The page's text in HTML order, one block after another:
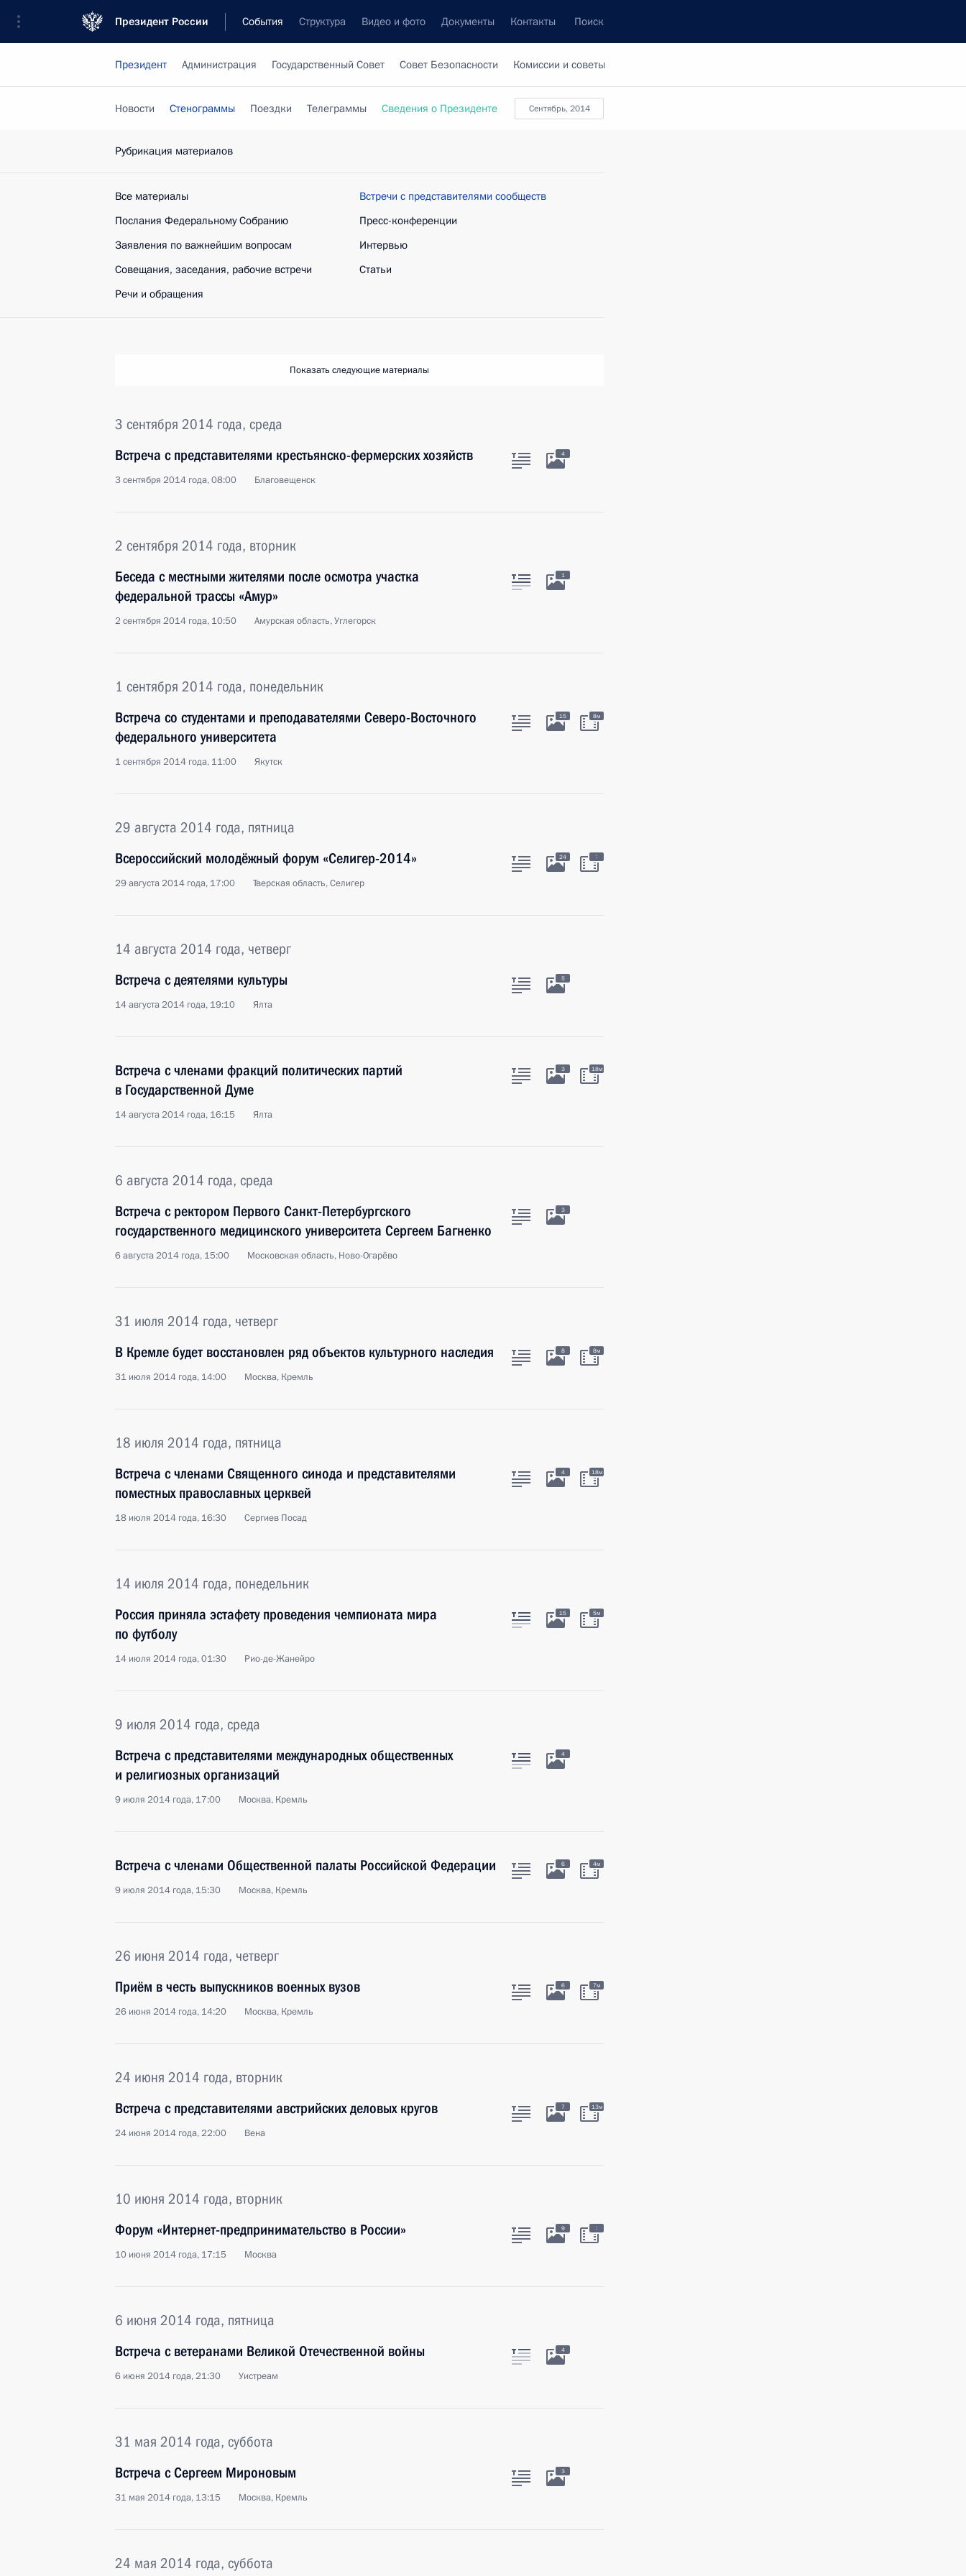
Президент России События Структура Видео и фото Документы Контакты Поиск
Президент Администрация Государственный Совет Совет Безопасности Комиссии и советы
сентябрь, 2014
Новости Стенограммы Поездки Телеграммы Сведения о Президенте
Рубрикация материалов
Все материалы
Послания Федеральному Собранию
Заявления по важнейшим вопросам
Совещания, заседания, рабочие встречи
Речи и обращения
Встречи с представителями сообществ
Пресс-конференции
Интервью
Статьи
Показать следующие материалы
3 сентября 2014 года, среда
Встреча с представителями крестьянско-фермерских хозяйств
3 сентября 2014 года, 08:00 Благовещенск
4
2 сентября 2014 года, вторник
Беседа с местными жителями после осмотра участка
федеральной трассы «Амур»
2 сентября 2014 года, 10:50 Амурская область, Углегорск
1
1 сентября 2014 года, понедельник
Встреча со студентами и преподавателями Северо-Восточного
федерального университета
1 сентября 2014 года, 11:00 Якутск
15 8м
29 августа 2014 года, пятница
Всероссийский молодёжный форум «Селигер-2014»
29 августа 2014 года, 17:00 Тверская область, Селигер
24 :
14 августа 2014 года, четверг
Встреча с деятелями культуры
14 августа 2014 года, 19:10 Ялта
5
Встреча с членами фракций политических партий
в Государственной Думе
14 августа 2014 года, 16:15 Ялта
3 18м
6 августа 2014 года, среда
Встреча с ректором Первого Санкт-Петербургского
государственного медицинского университета Сергеем Багненко
6 августа 2014 года, 15:00 Московская область, Ново-Огарёво
3
31 июля 2014 года, четверг
В Кремле будет восстановлен ряд объектов культурного наследия
31 июля 2014 года, 14:00 Москва, Кремль
8 8м
18 июля 2014 года, пятница
Встреча с членами Священного синода и представителями
поместных православных церквей
18 июля 2014 года, 16:30 Сергиев Посад
4 18м
14 июля 2014 года, понедельник
Россия приняла эстафету проведения чемпионата мира
по футболу
14 июля 2014 года, 01:30 Рио-де-Жанейро
15 5м
9 июля 2014 года, среда
Встреча с представителями международных общественных
и религиозных организаций
9 июля 2014 года, 17:00 Москва, Кремль
4
Встреча с членами Общественной палаты Российской Федерации
9 июля 2014 года, 15:30 Москва, Кремль
6 4м
26 июня 2014 года, четверг
Приём в честь выпускников военных вузов
26 июня 2014 года, 14:20 Москва, Кремль
6 7м
24 июня 2014 года, вторник
Встреча с представителями австрийских деловых кругов
24 июня 2014 года, 22:00 Вена
7 13м
10 июня 2014 года, вторник
Форум «Интернет-предпринимательство в России»
10 июня 2014 года, 17:15 Москва
9 :
6 июня 2014 года, пятница
Встреча с ветеранами Великой Отечественной войны
6 июня 2014 года, 21:30 Уистреам
4
31 мая 2014 года, суббота
Встреча с Сергеем Мироновым
31 мая 2014 года, 13:15 Москва, Кремль
3
24 мая 2014 года, суббота